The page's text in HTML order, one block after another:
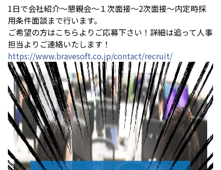
1日で会社紹介〜懇親会〜１次面接〜2次面接〜内定時採
用条件面談まで行います。
ご希望の方はこちらよりご応募下さい！詳細は追って人事
担当よりご連絡いたします！
https://www.bravesoft.co.jp/contact/recruit/